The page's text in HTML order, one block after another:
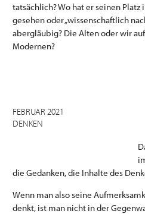
tatsächlich? Wo hat er seinen
gesehen oder „wissenschaftlich
abergläubig? Die Alten oder wir
Modernen?
FEBRUAR 2021
DENKEN
die Gedanken, die Inhalte des
Wenn man also seine
denkt, ist man nicht in der